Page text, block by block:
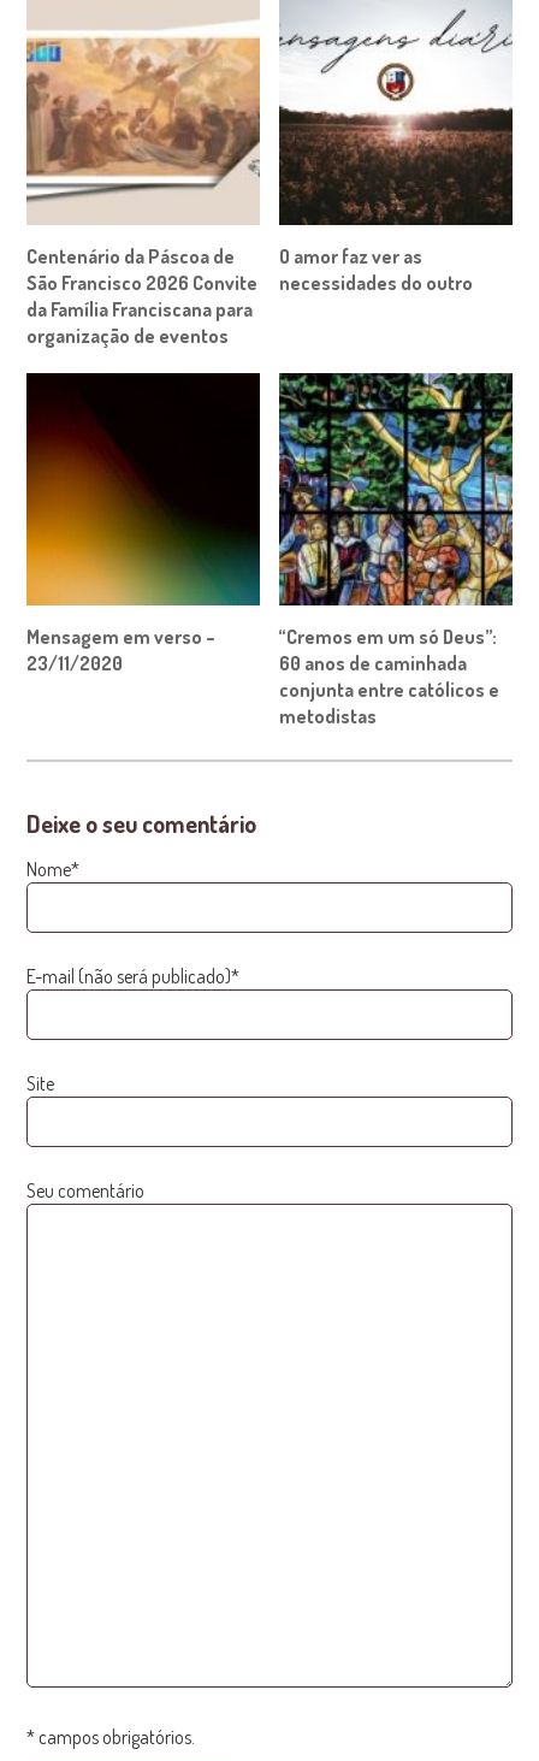
Centenário da Páscoa de
São Francisco 2026 Convite
da Família Franciscana para
organização de eventos
O amor faz ver as
necessidades do outro
Mensagem em verso –
23/11/2020
“Cremos em um só Deus”:
60 anos de caminhada
conjunta entre católicos e
metodistas
Deixe o seu comentário
Nome*
E-mail (não será publicado)*
Site
Seu comentário
* campos obrigatórios.